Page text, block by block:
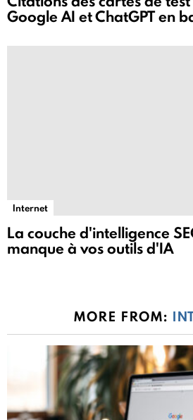
Google AI et ChatGPT en
Internet
La couche d'intelligence
manque à vos outils d'IA
MORE FROM: